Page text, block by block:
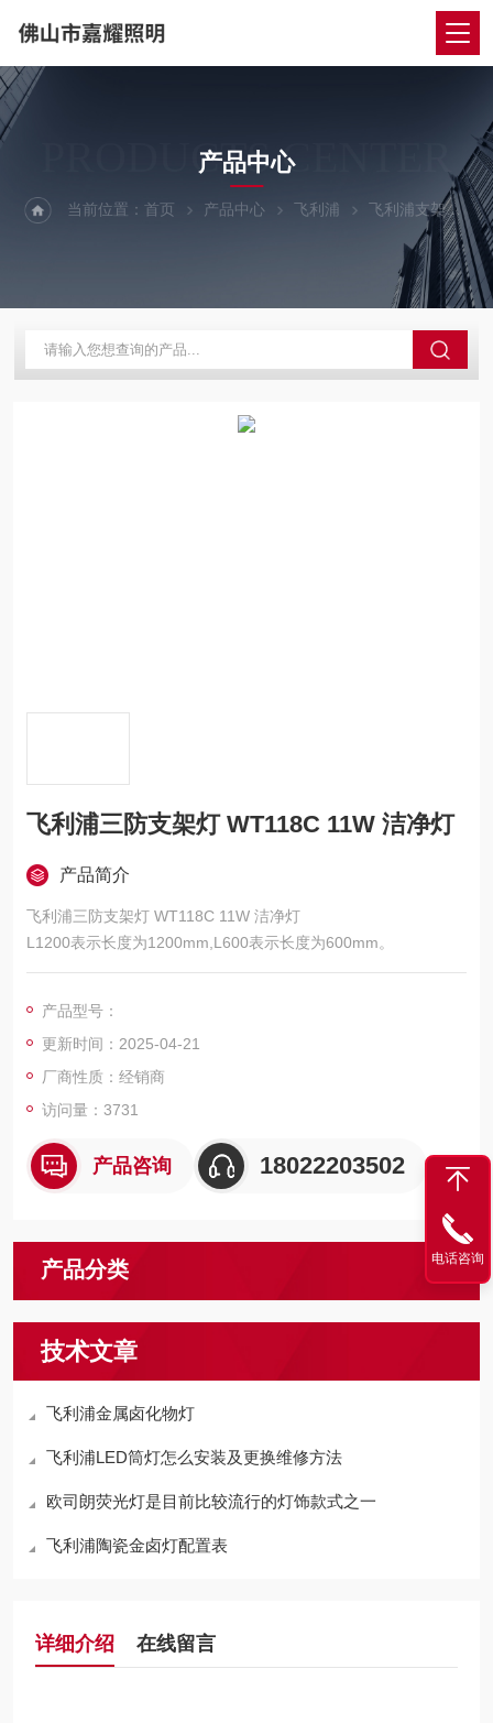
PRODUCTS CENTER
产品中心
当前位置：首页 产品中心 飞利浦 飞利浦支架 飞
飞利浦三防支架灯 WT118C 11W 洁净灯
产品简介
飞利浦三防支架灯 WT118C 11W 洁净灯
L1200表示长度为1200mm,L600表示长度为600mm。
产品型号：
更新时间：2025-04-21
厂商性质：经销商
访问量：3731
产品咨询 18022203502
产品分类
技术文章
飞利浦金属卤化物灯
飞利浦LED筒灯怎么安装及更换维修方法
欧司朗荧光灯是目前比较流行的灯饰款式之一
飞利浦陶瓷金卤灯配置表
详细介绍 在线留言
电话咨询